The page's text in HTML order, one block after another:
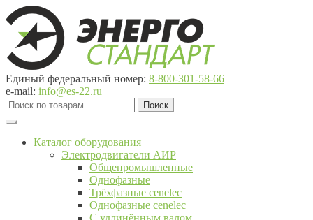
Перейти
к
навигации
Перейти
к
содержимому
Единый федеральный номер: 8-800-301-58-66
e-mail: info@es-22.ru
Искать:
Поиск
Каталог оборудования
Электродвигатели АИР
Общепромышленные
Однофазные
Трёхфазные cenelec
Однофазные cenelec
С удлинённым валом